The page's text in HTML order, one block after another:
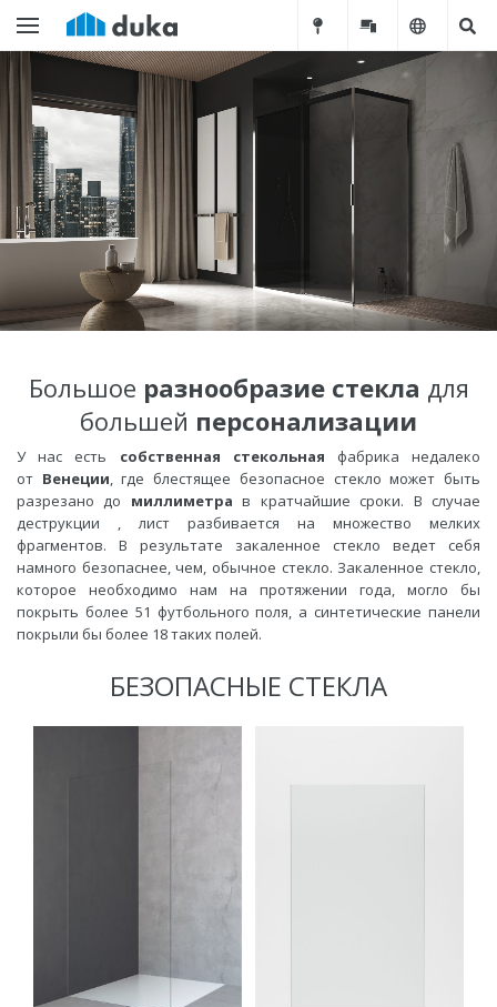
Большое разнообразие стекла для
большей персонализации
У нас есть собственная стекольная фабрика недалеко
от Венеции, где блестящее безопасное стекло может быть
разрезано до миллиметра в кратчайшие сроки. В случае
деструкции , лист разбивается на множество мелких
фрагментов. В результате закаленное стекло ведет себя
намного безопаснее, чем, обычное стекло. Закаленное стекло,
которое необходимо нам на протяжении года, могло бы
покрыть более 51 футбольного поля, а синтетические панели
покрыли бы более 18 таких полей.
БЕЗОПАСНЫЕ СТЕКЛА